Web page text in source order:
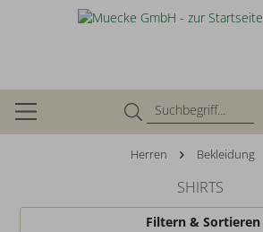
Herren Bekleidung
SHIRTS
Filtern & Sortieren